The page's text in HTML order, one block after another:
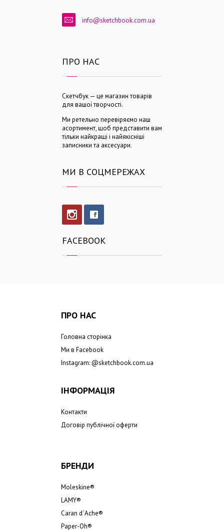
info@sketchbook.com.ua
ПРО НАС
Скетчбук — це магазин товарів
для вашої творчості.
Ми ретельно перевіряємо наш
асортимент, щоб представити вам
тільки найкращі і найякісніші
записники та аксесуари.
МИ В СОЦМЕРЕЖАХ
FACEBOOK
ПРО НАС
Головна сторінка
Ми в Facebook
Instagram: @sketchbook.com.ua
ІНФОРМАЦІЯ
Контакти
Договір публічної оферти
БРЕНДИ
Moleskine®
LAMY®
Caran d`Ache®
Paper-Oh®